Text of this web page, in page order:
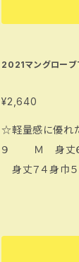
2021マングローブ
¥2,640
☆軽量感に優れた一枚 ☆
９ Ｍ 身丈６
身丈７４身巾